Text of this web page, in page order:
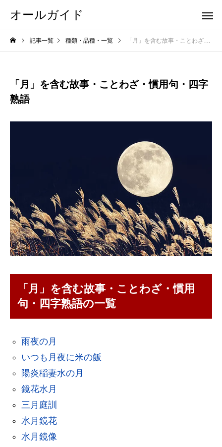
オールガイド
記事一覧 種類・品種・一覧 「月」を含む故事・ことわざ・慣用句・四字熟語
「月」を含む故事・ことわざ・慣用句・四字
熟語
「月」を含む故事・ことわざ・慣用
句・四字熟語の一覧
雨夜の月
いつも月夜に米の飯
陽炎稲妻水の月
鏡花水月
三月庭訓
水月鏡花
水月鏡像